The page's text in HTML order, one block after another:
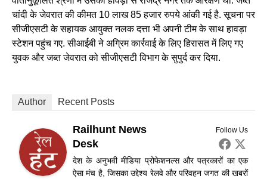
चांदी के जेवरात की कीमत 10 लाख 85 हजार रुपये आंकी गई है. सूचना पर
सीजीएसटी के सहायक आयुक्त नलक दत्ता भी अपनी टीम के साथ हावड़ा
स्टेशन पहुंच गए. सीआईबी ने अग्रिम कार्रवाई के लिए हिरासत में लिए गए
युवक और जब्त जेवरात को सीजीएसटी विभाग के सुपुर्द कर दिया.
Author Recent Posts
Follow Us
Railhunt News
Desk
देश के अनुभवी मीडिया प्रोफेशनल्स और पत्रकारों का एक
ऐसा मंच है, जिसका उद्देश्य रेलवे और परिवहन जगत की खबरों